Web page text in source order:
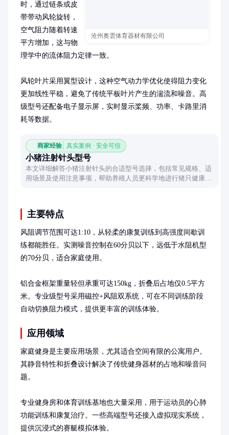
沧州奥雲体育器材有限公司
时，通过链条或皮
带带动风轮旋转，
空气阻力随着转速
平方增加，这与物
理学中的流体阻力定律一致。
风轮叶片采用翼型设计，这种空气动力学优化使得阻力变化
更加线性平稳，避免了传统平板叶片产生的湍流和噪音。高
级型号还配备电子显示屏，实时显示桨频、功率、卡路里消
耗等数据。
商家经验 真实案例 · 安全可信
小猪注射针头型号
本文详细解答小猪注射针头的合适型号选择，包括常见规格、适
用场景及使用注意事项，帮助养殖人员更科学地进行猪只健康管
主要特点
风阻调节范围可达1:10，从轻柔的康复训练到高强度间歇训
练都能胜任。实测噪音控制在60分贝以下，远低于水阻机型
的70分贝，适合家庭使用。
铝合金框架重量轻但承重可达150kg，折叠后占地仅0.5平方
米。专业级型号采用磁控+风阻双系统，可在不同训练阶段
自动切换阻力模式，提供更丰富的训练体验。
应用领域
家庭健身是主要应用场景，尤其适合空间有限的公寓用户。
其静音特性和折叠设计解决了传统健身器材的占地和噪音问
题。
专业健身房和体育训练基地也大量采用，用于运动员的心肺
功能训练和康复治疗。一些高端型号还接入虚拟现实系统，
提供沉浸式的赛艇模拟体验。